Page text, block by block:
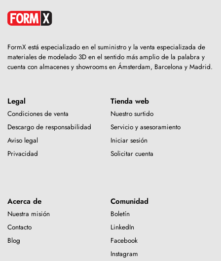
FormX está especializado en el suministro y la venta especializada de
materiales de modelado 3D en el sentido más amplio de la palabra y
cuenta con almacenes y showrooms en Ámsterdam, Barcelona y Madrid.
Legal
Condiciones de venta
Descargo de responsabilidad
Aviso legal
Privacidad
Tienda web
Nuestro surtido
Servicio y asesoramiento
Iniciar sesión
Solicitar cuenta
Acerca de
Nuestra misión
Contacto
Blog
Comunidad
Boletín
LinkedIn
Facebook
Instagram